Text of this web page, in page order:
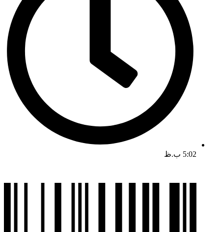
5:02 ب.ظ